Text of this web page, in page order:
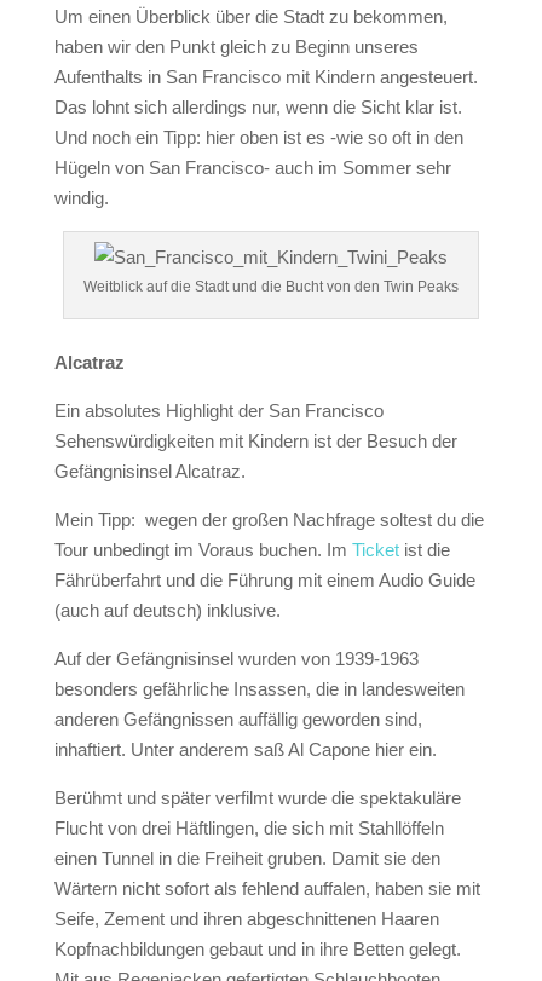
Um einen Überblick über die Stadt zu bekommen,
haben wir den Punkt gleich zu Beginn unseres
Aufenthalts in San Francisco mit Kindern angesteuert.
Das lohnt sich allerdings nur, wenn die Sicht klar ist.
Und noch ein Tipp: hier oben ist es -wie so oft in den
Hügeln von San Francisco- auch im Sommer sehr
windig.
Weitblick auf die Stadt und die Bucht von den Twin Peaks
Alcatraz
Ein absolutes Highlight der San Francisco
Sehenswürdigkeiten mit Kindern ist der Besuch der
Gefängnisinsel Alcatraz.
Mein Tipp: wegen der großen Nachfrage soltest du die
Tour unbedingt im Voraus buchen. Im Ticketist die
Fährüberfahrt und die Führung mit einem Audio Guide
(auch auf deutsch) inklusive.
Auf der Gefängnisinsel wurden von 1939-1963
besonders gefährliche Insassen, die in landesweiten
anderen Gefängnissen auffällig geworden sind,
inhaftiert. Unter anderem saß Al Capone hier ein.
Berühmt und später verfilmt wurde die spektakuläre
Flucht von drei Häftlingen, die sich mit Stahllöffeln
einen Tunnel in die Freiheit gruben. Damit sie den
Wärtern nicht sofort als fehlend auffalen, haben sie mit
Seife, Zement und ihren abgeschnittenen Haaren
Kopfnachbildungen gebaut und in ihre Betten gelegt.